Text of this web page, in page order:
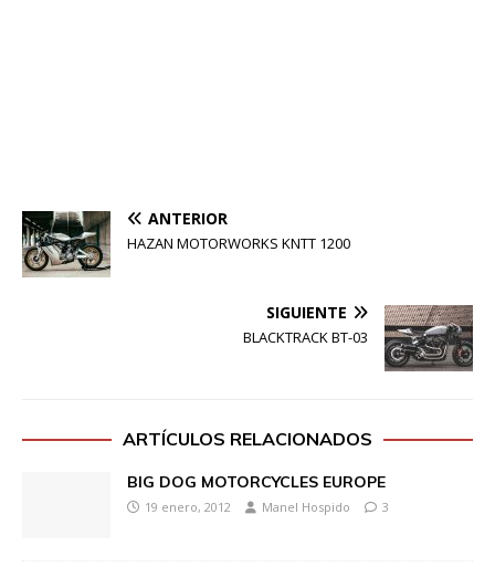
ANTERIOR
HAZAN MOTORWORKS KNTT 1200
SIGUIENTE
BLACKTRACK BT-03
ARTÍCULOS RELACIONADOS
BIG DOG MOTORCYCLES EUROPE
19 enero, 2012 Manel Hospido 3